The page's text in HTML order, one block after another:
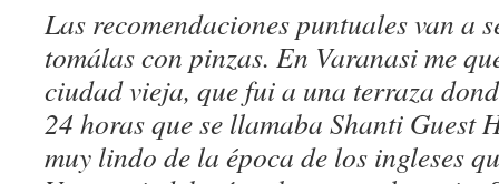
Las recomendaciones puntuales van a
tomálas con pinzas. En Varanasi me
ciudad vieja, que fui a una terraza
24 horas que se llamaba Shanti Guest
muy lindo de la época de los ingleses